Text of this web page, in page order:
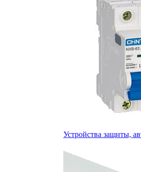
Устройства защиты,